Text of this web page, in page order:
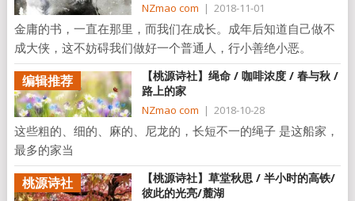
NZmao com | 2018-11-01
金庸的书，一直在那里，而我们在成长。成年后知道自己做不
成大侠，这不妨碍我们做好一个普通人，行小善绝小恶。
编辑推荐
【桃源诗社】绳命 / 咖啡浓度 / 春与秋 /
路上的家
NZmao com | 2018-10-28
这些粗的、细的、麻的、尼龙的，长短不一的绳子 是这船家，
最多的家当
桃源诗社
【桃源诗社】草堂秋思 / 半小时的高铁/
彼此的光亮/麓湖